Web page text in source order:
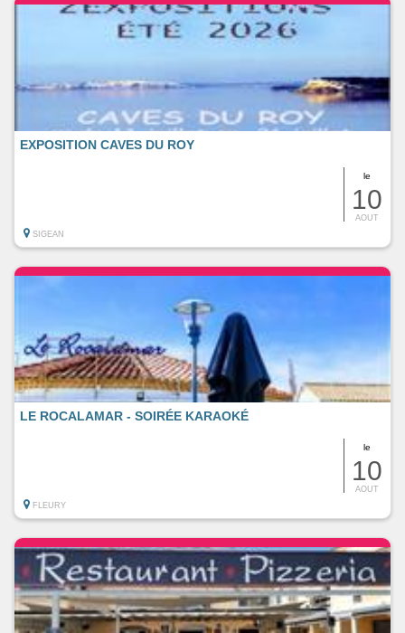
le
10
AOUT
EXPOSITION CAVES DU ROY
SIGEAN
le
10
AOUT
LE ROCALAMAR - SOIRÉE KARAOKÉ
FLEURY